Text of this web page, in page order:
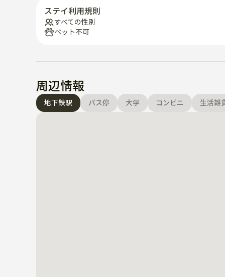
ステイ利用規則
すべての性別
ペット不可
周辺情報
地下鉄駅 バス停 大学 コンビニ 生活雑